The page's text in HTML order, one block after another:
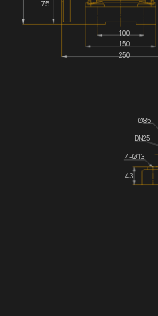
75
100
150
250
DN25
Ø85
4-Ø13
43